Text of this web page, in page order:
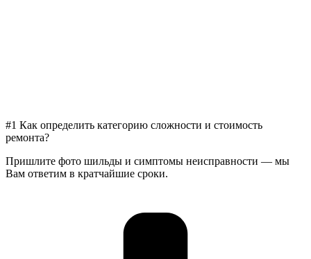
#1 Как определить категорию сложности и стоимость
ремонта?
Пришлите фото шильды и симптомы неисправности — мы
Вам ответим в кратчайшие сроки.